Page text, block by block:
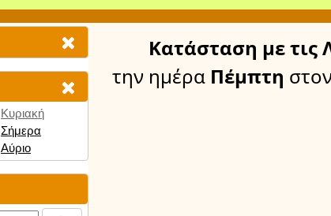
Κυριακή
Σήμερα
Αύριο
Κατάσταση με τις
την ημέρα Πέμπτη